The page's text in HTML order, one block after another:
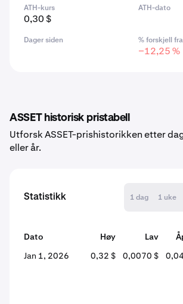
ATH-kurs
0,30 $
ATH-dato
Dager siden % forskjell
−12,25 %
ASSET historisk pristabell
Utforsk ASSET-prishistorikken etter
eller år.
Statistikk 1 dag 1 uke
Dato Høy Lav
Jan 1, 2026
0,32 $ 0,0070 $